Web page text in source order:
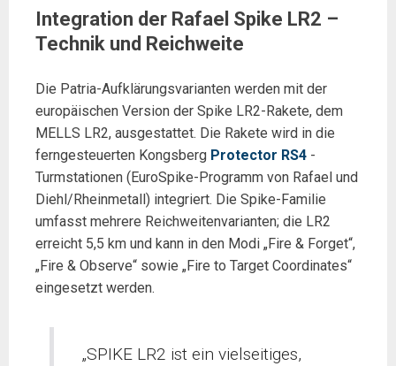
Integration der Rafael Spike LR2 –
Technik und Reichweite
Die Patria-Aufklärungsvarianten werden mit der
europäischen Version der Spike LR2-Rakete, dem
MELLS LR2, ausgestattet. Die Rakete wird in die
ferngesteuerten Kongsberg Protector RS4 -
Turmstationen (EuroSpike-Programm von Rafael und
Diehl/Rheinmetall) integriert. Die Spike-Familie
umfasst mehrere Reichweitenvarianten; die LR2
erreicht 5,5 km und kann in den Modi „Fire & Forget“,
„Fire & Observe“ sowie „Fire to Target Coordinates“
eingesetzt werden.
„SPIKE LR2 ist ein vielseitiges,